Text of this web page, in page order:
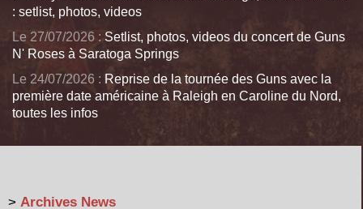
: setlist, photos, videos
Le 27/07/2026 : Setlist, photos, videos du concert de Guns
N' Roses à Saratoga Springs
Le 24/07/2026 : Reprise de la tournée des Guns avec la
première date américaine à Raleigh en Caroline du Nord,
toutes les infos
> Archives News